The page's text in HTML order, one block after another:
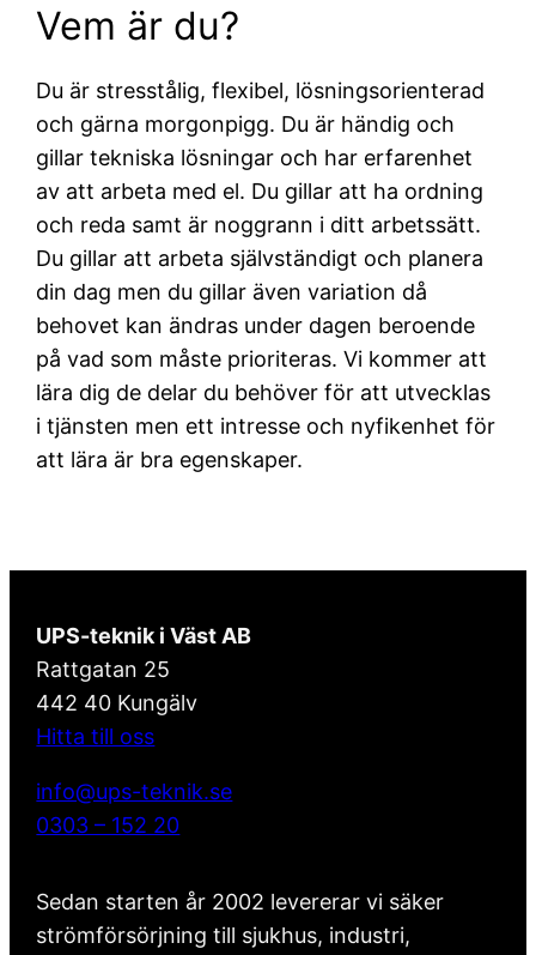
Vem är du?
Du är stresstålig, flexibel, lösningsorienterad
och gärna morgonpigg. Du är händig och
gillar tekniska lösningar och har erfarenhet
av att arbeta med el. Du gillar att ha ordning
och reda samt är noggrann i ditt arbetssätt.
Du gillar att arbeta självständigt och planera
din dag men du gillar även variation då
behovet kan ändras under dagen beroende
på vad som måste prioriteras. Vi kommer att
lära dig de delar du behöver för att utvecklas
i tjänsten men ett intresse och nyfikenhet för
att lära är bra egenskaper.
UPS-teknik i Väst AB
Rattgatan 25
442 40 Kungälv
Hitta till oss
info@ups-teknik.se
0303 – 152 20
Sedan starten år 2002 levererar vi säker
strömförsörjning till sjukhus, industri,